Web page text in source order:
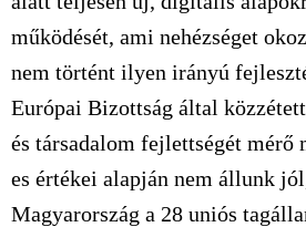
működését, ami nehézséget
nem történt ilyen irányú
Európai Bizottság által
és társadalom fejlettségét mérő
es értékei alapján nem állunk
Magyarország a 28 uniós